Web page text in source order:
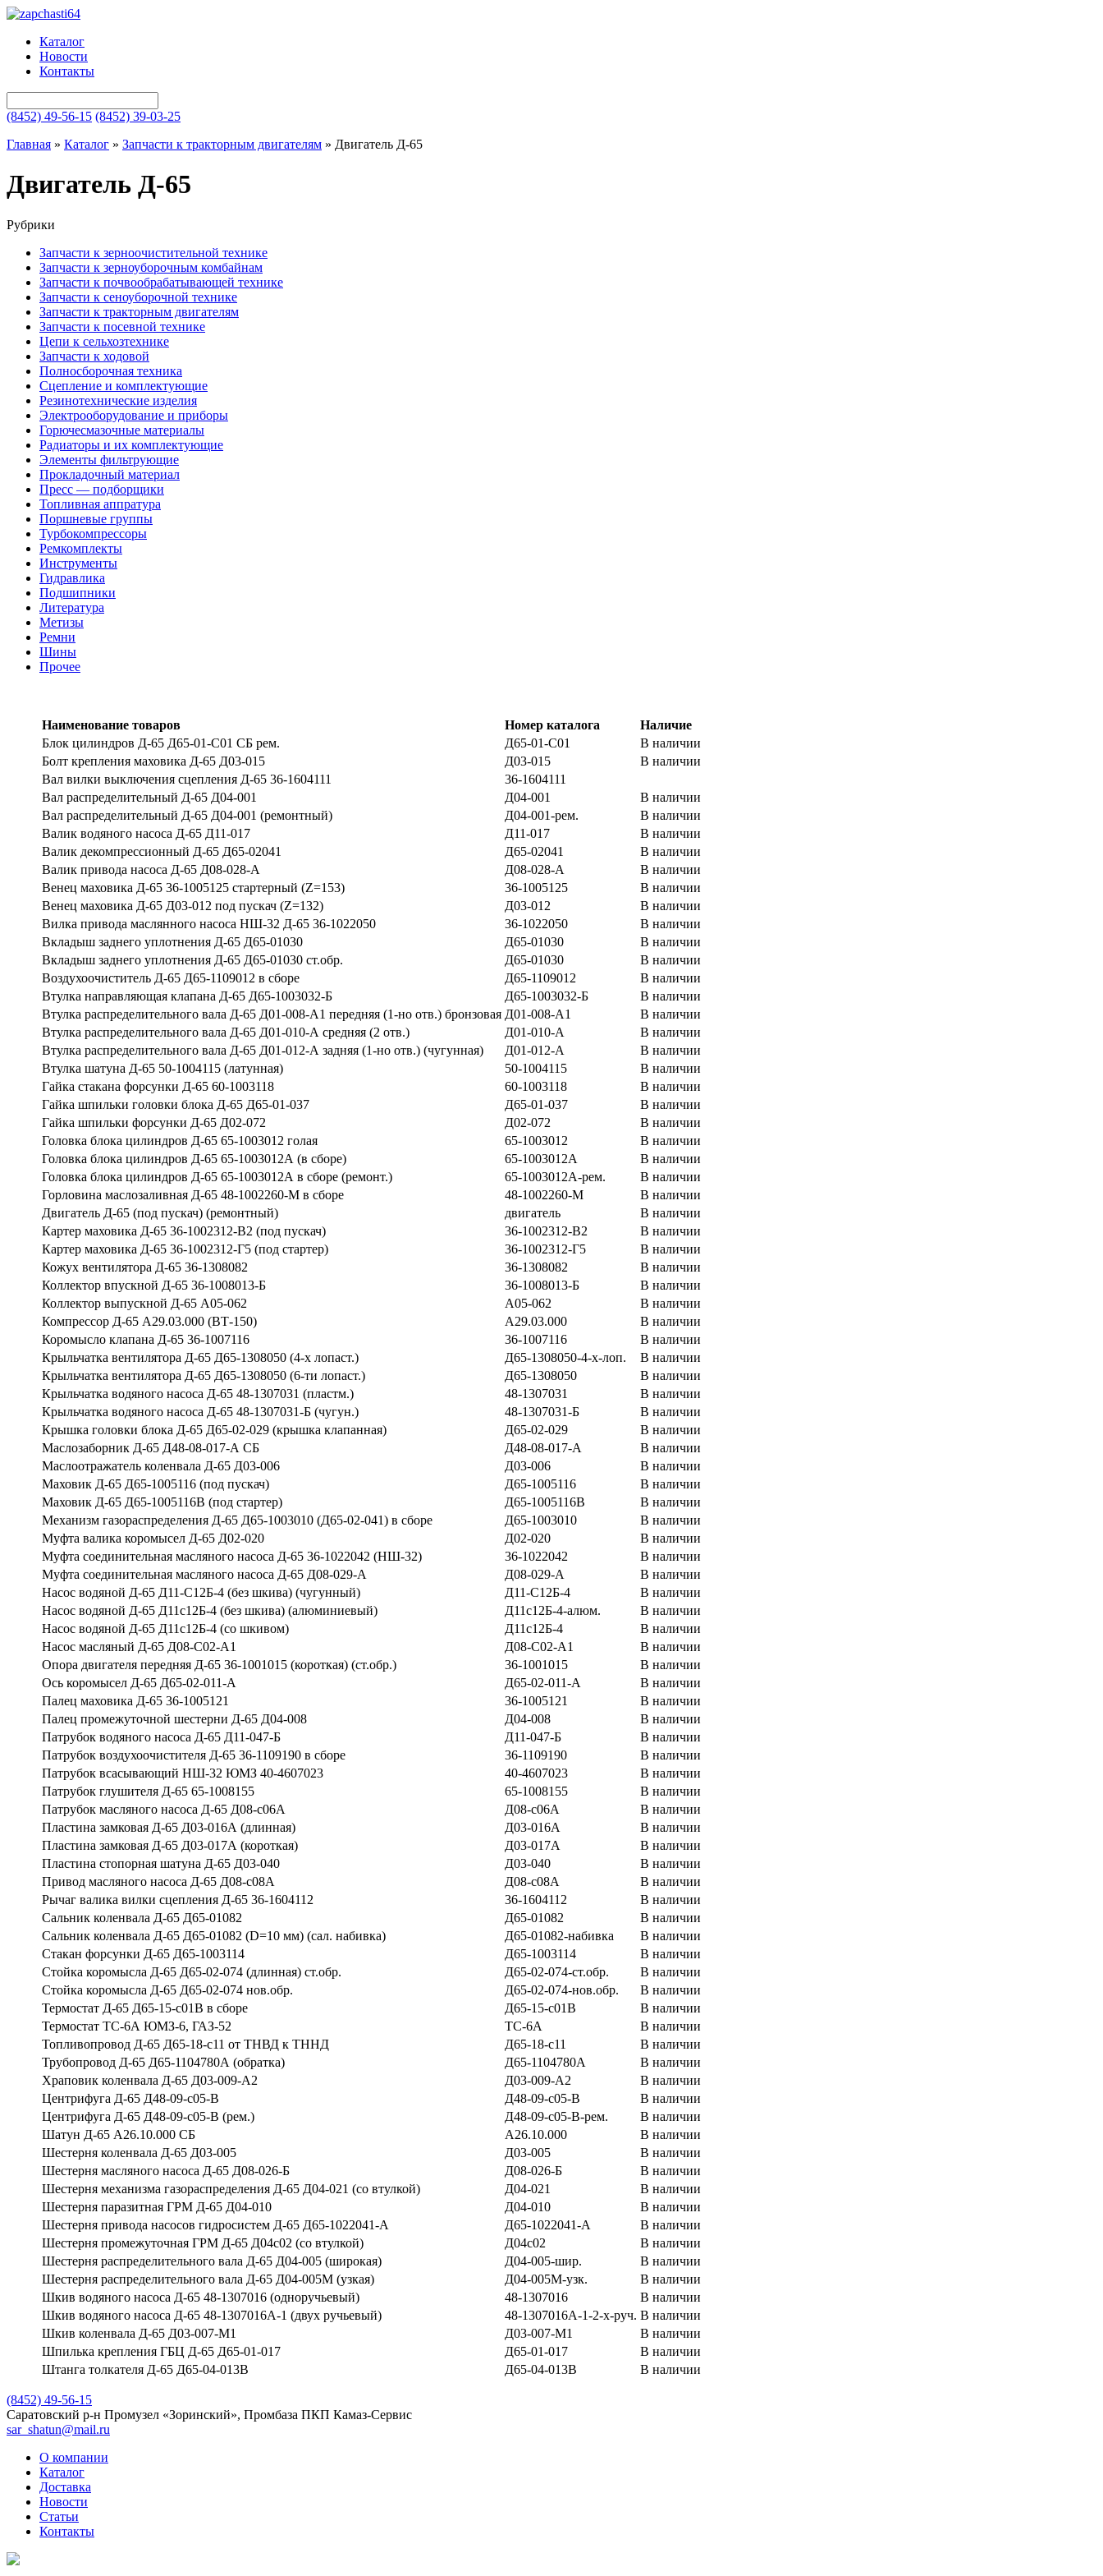
Каталог
Новости
Контакты
(8452) 49-56-15 (8452) 39-03-25
Главная » Каталог » Запчасти к тракторным двигателям » Двигатель Д-65
Двигатель Д-65
Рубрики
Запчасти к зерноочистительной технике
Запчасти к зерноуборочным комбайнам
Запчасти к почвообрабатывающей технике
Запчасти к сеноуборочной технике
Запчасти к тракторным двигателям
Запчасти к посевной технике
Цепи к сельхозтехнике
Запчасти к ходовой
Полносборочная техника
Сцепление и комплектующие
Резинотехнические изделия
Электрооборудование и приборы
Горючесмазочные материалы
Радиаторы и их комплектующие
Элементы фильтрующие
Прокладочный материал
Пресс — подборщики
Топливная аппратура
Поршневые группы
Турбокомпрессоры
Ремкомплекты
Инструменты
Гидравлика
Подшипники
Литература
Метизы
Ремни
Шины
Прочее
Наименование товаров Номер каталога
Наличие
Блок цилиндров Д-65 Д65-01-С01 СБ рем.
Д65-01-С01
В наличии
Болт крепления маховика Д-65 Д03-015
Д03-015
В наличии
Вал вилки выключения сцепления Д-65 36-1604111
36-1604111
Вал распределительный Д-65 Д04-001
Д04-001
В наличии
Вал распределительный Д-65 Д04-001 (ремонтный)
Д04-001-рем.
В наличии
Валик водяного насоса Д-65 Д11-017
Д11-017
В наличии
Валик декомпрессионный Д-65 Д65-02041
Д65-02041
В наличии
Валик привода насоса Д-65 Д08-028-А
Д08-028-А
В наличии
Венец маховика Д-65 36-1005125 стартерный (Z=153)
36-1005125
В наличии
Венец маховика Д-65 Д03-012 под пускач (Z=132)
Д03-012
В наличии
Вилка привода маслянного насоса НШ-32 Д-65 36-1022050
36-1022050
В наличии
Вкладыш заднего уплотнения Д-65 Д65-01030
Д65-01030
В наличии
Вкладыш заднего уплотнения Д-65 Д65-01030 ст.обр.
Д65-01030
В наличии
Воздухоочиститель Д-65 Д65-1109012 в сборе
Д65-1109012
В наличии
Втулка направляющая клапана Д-65 Д65-1003032-Б
Д65-1003032-Б
В наличии
Втулка распределительного вала Д-65 Д01-008-А1 передняя (1-но отв.) бронзовая Д01-008-А1
В наличии
Втулка распределительного вала Д-65 Д01-010-А средняя (2 отв.)
Д01-010-А
В наличии
Втулка распределительного вала Д-65 Д01-012-А задняя (1-но отв.) (чугунная)
Д01-012-А
В наличии
Втулка шатуна Д-65 50-1004115 (латунная)
50-1004115
В наличии
Гайка стакана форсунки Д-65 60-1003118
60-1003118
В наличии
Гайка шпильки головки блока Д-65 Д65-01-037
Д65-01-037
В наличии
Гайка шпильки форсунки Д-65 Д02-072
Д02-072
В наличии
Головка блока цилиндров Д-65 65-1003012 голая
65-1003012
В наличии
Головка блока цилиндров Д-65 65-1003012А (в сборе)
65-1003012А
В наличии
Головка блока цилиндров Д-65 65-1003012А в сборе (ремонт.)
65-1003012А-рем.
В наличии
Горловина маслозаливная Д-65 48-1002260-М в сборе
48-1002260-М
В наличии
Двигатель Д-65 (под пускач) (ремонтный)
двигатель
В наличии
Картер маховика Д-65 36-1002312-В2 (под пускач)
36-1002312-В2
В наличии
Картер маховика Д-65 36-1002312-Г5 (под стартер)
36-1002312-Г5
В наличии
Кожух вентилятора Д-65 36-1308082
36-1308082
В наличии
Коллектор впускной Д-65 36-1008013-Б
36-1008013-Б
В наличии
Коллектор выпускной Д-65 А05-062
А05-062
В наличии
Компрессор Д-65 А29.03.000 (ВТ-150)
А29.03.000
В наличии
Коромысло клапана Д-65 36-1007116
36-1007116
В наличии
Крыльчатка вентилятора Д-65 Д65-1308050 (4-х лопаст.)
Д65-1308050-4-х-лоп.
В наличии
Крыльчатка вентилятора Д-65 Д65-1308050 (6-ти лопаст.)
Д65-1308050
В наличии
Крыльчатка водяного насоса Д-65 48-1307031 (пластм.)
48-1307031
В наличии
Крыльчатка водяного насоса Д-65 48-1307031-Б (чугун.)
48-1307031-Б
В наличии
Крышка головки блока Д-65 Д65-02-029 (крышка клапанная)
Д65-02-029
В наличии
Маслозаборник Д-65 Д48-08-017-А СБ
Д48-08-017-А
В наличии
Маслоотражатель коленвала Д-65 Д03-006
Д03-006
В наличии
Маховик Д-65 Д65-1005116 (под пускач)
Д65-1005116
В наличии
Маховик Д-65 Д65-1005116В (под стартер)
Д65-1005116В
В наличии
Механизм газораспределения Д-65 Д65-1003010 (Д65-02-041) в сборе
Д65-1003010
В наличии
Муфта валика коромысел Д-65 Д02-020
Д02-020
В наличии
Муфта соединительная масляного насоса Д-65 36-1022042 (НШ-32)
36-1022042
В наличии
Муфта соединительная масляного насоса Д-65 Д08-029-А
Д08-029-А
В наличии
Насос водяной Д-65 Д11-С12Б-4 (без шкива) (чугунный)
Д11-С12Б-4
В наличии
Насос водяной Д-65 Д11с12Б-4 (без шкива) (алюминиевый)
Д11с12Б-4-алюм.
В наличии
Насос водяной Д-65 Д11с12Б-4 (со шкивом)
Д11с12Б-4
В наличии
Насос масляный Д-65 Д08-С02-А1
Д08-С02-А1
В наличии
Опора двигателя передняя Д-65 36-1001015 (короткая) (ст.обр.)
36-1001015
В наличии
Ось коромысел Д-65 Д65-02-011-А
Д65-02-011-А
В наличии
Палец маховика Д-65 36-1005121
36-1005121
В наличии
Палец промежуточной шестерни Д-65 Д04-008
Д04-008
В наличии
Патрубок водяного насоса Д-65 Д11-047-Б
Д11-047-Б
В наличии
Патрубок воздухоочистителя Д-65 36-1109190 в сборе
36-1109190
В наличии
Патрубок всасывающий НШ-32 ЮМЗ 40-4607023
40-4607023
В наличии
Патрубок глушителя Д-65 65-1008155
65-1008155
В наличии
Патрубок масляного насоса Д-65 Д08-с06А
Д08-с06А
В наличии
Пластина замковая Д-65 Д03-016А (длинная)
Д03-016А
В наличии
Пластина замковая Д-65 Д03-017А (короткая)
Д03-017А
В наличии
Пластина стопорная шатуна Д-65 Д03-040
Д03-040
В наличии
Привод масляного насоса Д-65 Д08-с08А
Д08-с08А
В наличии
Рычаг валика вилки сцепления Д-65 36-1604112
36-1604112
В наличии
Сальник коленвала Д-65 Д65-01082
Д65-01082
В наличии
Сальник коленвала Д-65 Д65-01082 (D=10 мм) (сал. набивка)
Д65-01082-набивка
В наличии
Стакан форсунки Д-65 Д65-1003114
Д65-1003114
В наличии
Стойка коромысла Д-65 Д65-02-074 (длинная) ст.обр.
Д65-02-074-ст.обр.
В наличии
Стойка коромысла Д-65 Д65-02-074 нов.обр.
Д65-02-074-нов.обр.
В наличии
Термостат Д-65 Д65-15-с01В в сборе
Д65-15-с01В
В наличии
Термостат ТС-6А ЮМЗ-6, ГАЗ-52
ТС-6А
В наличии
Топливопровод Д-65 Д65-18-с11 от ТНВД к ТННД
Д65-18-с11
В наличии
Трубопровод Д-65 Д65-1104780А (обратка)
Д65-1104780А
В наличии
Храповик коленвала Д-65 Д03-009-А2
Д03-009-А2
В наличии
Центрифуга Д-65 Д48-09-с05-В
Д48-09-с05-В
В наличии
Центрифуга Д-65 Д48-09-с05-В (рем.)
Д48-09-с05-В-рем.
В наличии
Шатун Д-65 А26.10.000 СБ
А26.10.000
В наличии
Шестерня коленвала Д-65 Д03-005
Д03-005
В наличии
Шестерня масляного насоса Д-65 Д08-026-Б
Д08-026-Б
В наличии
Шестерня механизма газораспределения Д-65 Д04-021 (со втулкой)
Д04-021
В наличии
Шестерня паразитная ГРМ Д-65 Д04-010
Д04-010
В наличии
Шестерня привода насосов гидросистем Д-65 Д65-1022041-А
Д65-1022041-А
В наличии
Шестерня промежуточная ГРМ Д-65 Д04с02 (со втулкой)
Д04с02
В наличии
Шестерня распределительного вала Д-65 Д04-005 (широкая)
Д04-005-шир.
В наличии
Шестерня распределительного вала Д-65 Д04-005М (узкая)
Д04-005М-узк.
В наличии
Шкив водяного насоса Д-65 48-1307016 (одноручьевый)
48-1307016
В наличии
Шкив водяного насоса Д-65 48-1307016А-1 (двух ручьевый)
48-1307016А-1-2-х-руч. В наличии
Шкив коленвала Д-65 Д03-007-М1
Д03-007-М1
В наличии
Шпилька крепления ГБЦ Д-65 Д65-01-017
Д65-01-017
В наличии
Штанга толкателя Д-65 Д65-04-013В
Д65-04-013В В наличии
(8452) 49-56-15
Саратовский р-н Промузел «Зоринский», Промбаза ПКП Камаз-Сервис
sar_shatun@mail.ru
О компании
Каталог
Доставка
Новости
Статьи
Контакты